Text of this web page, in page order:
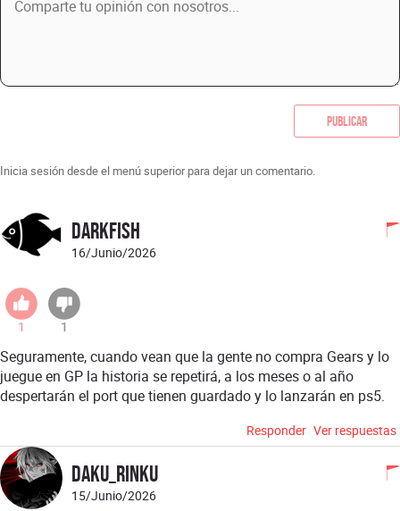
Publicar
Inicia sesión desde el menú superior para dejar un comentario.
darkfish
16/Junio/2026
1 1
Seguramente, cuando vean que la gente no compra Gears y lo
juegue en GP la historia se repetirá, a los meses o al año
despertarán el port que tienen guardado y lo lanzarán en ps5.
Responder Ver respuestas
Daku_Rinku
15/Junio/2026